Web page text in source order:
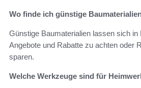
Wo finde ich günstige
Günstige Baumaterialien lassen sich
Angebote und Rabatte zu achten oder
sparen.
Welche Werkzeuge sind für